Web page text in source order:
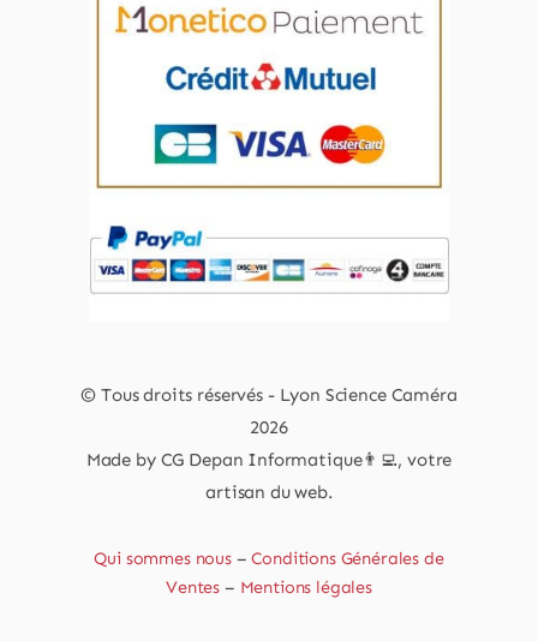
© Tous droits réservés - Lyon Science Caméra
2026
Made by CG Depan Informatique👨‍💻, votre
artisan du web.
Qui sommes nous–Conditions Générales de
Ventes – Mentions légales